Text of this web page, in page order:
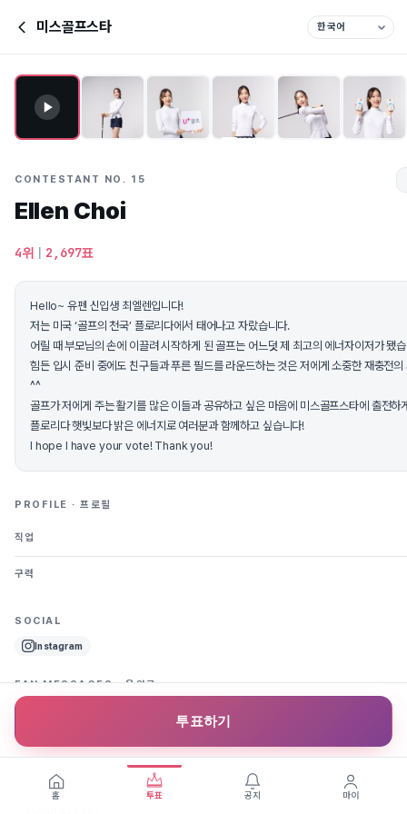
미스골프스타
CONTESTANT NO. 15
Ellen Choi
4위 | 2,697표
Hello~ 유펜 신입생 최엘렌입니다!
저는 미국 ‘골프의 천국’ 플로리다에서 태어나고 자랐습니다.
어릴 때 부모님의 손에 이끌려 시작하게 된 골프는 어느덧 제 최고의 에너자이저가 됐
힘든 입시 준비 중에도 친구들과 푸른 필드를 라운드하는 것은 저에게 소중한 재충전의
^^
골프가 저에게 주는 활기를 많은 이들과 공유하고 싶은 마음에 미스골프스타에 출전하
플로리다 햇빛보다 밝은 에너지로 여러분과 함께하고 싶습니다!
I hope I have your vote! Thank you!
PROFILE · 프로필
직업
구력
SOCIAL
Instagram
FAN MESSAGES · 응원글
golf9960
투표하기
홈 투표 공지 마이